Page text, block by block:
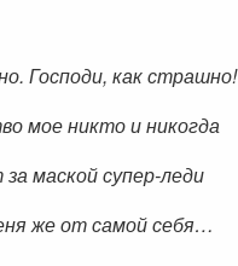
Господи, как страшно!
мое никто и никогда
маской супер-леди
же от самой себя…